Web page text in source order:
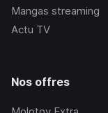
Mangas streaming
Actu TV
Nos offres